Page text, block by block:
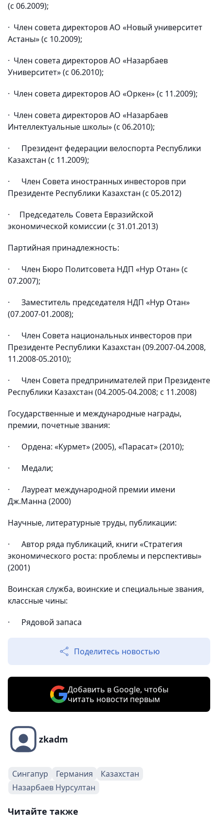
(с 06.2009);
· Член совета директоров АО «Новый университет
Астаны» (с 10.2009);
· Член совета директоров АО «Назарбаев
Университет» (с 06.2010);
· Член совета директоров АО «Оркен» (с 11.2009);
· Член совета директоров АО «Назарбаев
Интеллектуальные школы» (с 06.2010);
· Президент федерации велоспорта Республики
Казахстан (с 11.2009);
· Член Совета иностранных инвесторов при
Президенте Республики Казахстан (с 05.2012)
· Председатель Совета Евразийской
экономической комиссии (с 31.01.2013)
Партийная принадлежность:
· Член Бюро Политсовета НДП «Нур Отан» (с
07.2007);
· Заместитель председателя НДП «Hyp Отан»
(07.2007-01.2008);
· Член Совета национальных инвесторов при
Президенте Республики Казахстан (09.2007-04.2008,
11.2008-05.2010);
· Член Совета предпринимателей при Президенте
Республики Казахстан (04.2005-04.2008; с 11.2008)
Государственные и международные награды,
премии, почетные звания:
· Ордена: «Курмет» (2005), «Парасат» (2010);
· Медали;
· Лауреат международной премии имени
Дж.Манна (2000)
Научные, литературные труды, публикации:
· Автор ряда публикаций, книги «Стратегия
экономического роста: проблемы и перспективы»
(2001)
Воинская служба, воинские и специальные звания,
классные чины:
· Рядовой запаса
Поделитесь новостью
Добавить в Google, чтобы
читать новости первым
zkadm
Сингапур Германия
Казахстан
Назарбаев Нурсултан
Читайте также